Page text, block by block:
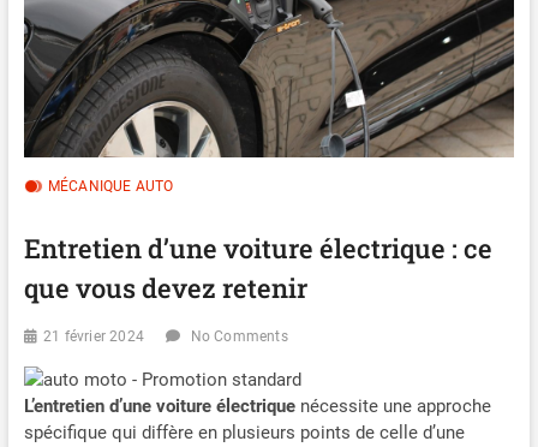
MÉCANIQUE AUTO
Entretien d’une voiture électrique : ce
que vous devez retenir
21 février 2024 No Comments
L’entretien d’une voiture électriquenécessite une approche
spécifique qui diffère en plusieurs points de celle d’une